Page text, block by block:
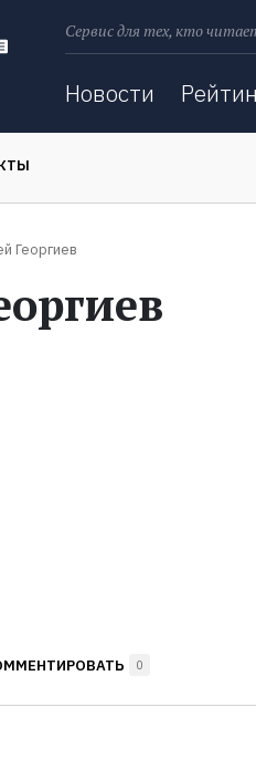
Сервис для тех, кто
Новости
Георгиев
0